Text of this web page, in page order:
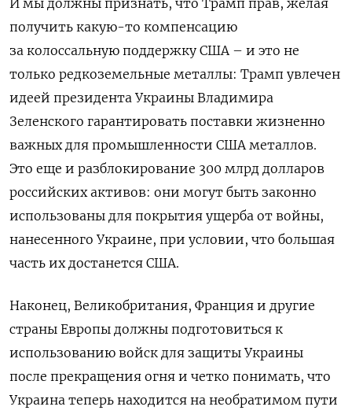
получить какую-то компенсацию
за колоссальную поддержку США – и это не
только редкоземельные металлы: Трамп увлечен
идеей президента Украины Владимира
Зеленского гарантировать поставки жизненно
важных для промышленности США металлов.
Это еще и разблокирование 300 млрд долларов
российских активов: они могут быть законно
использованы для покрытия ущерба от войны,
нанесенного Украине, при условии, что большая
часть их достанется США.
Наконец, Великобритания, Франция и другие
страны Европы должны подготовиться к
использованию войск для защиты Украины
после прекращения огня и четко понимать, что
Украина теперь находится на необратимом пути